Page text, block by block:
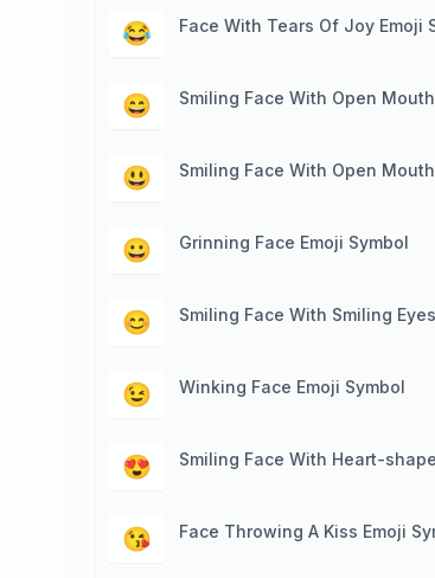
😂 Face With Tears Of Joy Emoji
😄 Smiling Face With Open
😃 Smiling Face With Open
😀 Grinning Face Emoji Symbol
😊 Smiling Face With Smiling
😉 Winking Face Emoji Symbol
😍 Smiling Face With Heart-
😘 Face Throwing A Kiss Emoji